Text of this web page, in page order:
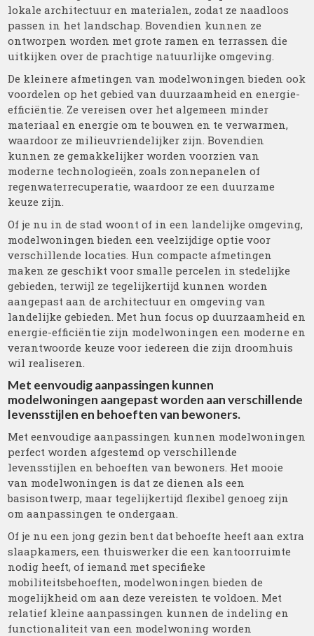
lokale architectuur en materialen, zodat ze naadloos
passen in het landschap. Bovendien kunnen ze
ontworpen worden met grote ramen en terrassen die
uitkijken over de prachtige natuurlijke omgeving.
De kleinere afmetingen van modelwoningen bieden ook
voordelen op het gebied van duurzaamheid en energie-
efficiëntie. Ze vereisen over het algemeen minder
materiaal en energie om te bouwen en te verwarmen,
waardoor ze milieuvriendelijker zijn. Bovendien
kunnen ze gemakkelijker worden voorzien van
moderne technologieën, zoals zonnepanelen of
regenwaterrecuperatie, waardoor ze een duurzame
keuze zijn.
Of je nu in de stad woont of in een landelijke omgeving,
modelwoningen bieden een veelzijdige optie voor
verschillende locaties. Hun compacte afmetingen
maken ze geschikt voor smalle percelen in stedelijke
gebieden, terwijl ze tegelijkertijd kunnen worden
aangepast aan de architectuur en omgeving van
landelijke gebieden. Met hun focus op duurzaamheid en
energie-efficiëntie zijn modelwoningen een moderne en
verantwoorde keuze voor iedereen die zijn droomhuis
wil realiseren.
Met eenvoudig aanpassingen kunnen
modelwoningen aangepast worden aan verschillende
levensstijlen en behoeften van bewoners.
Met eenvoudige aanpassingen kunnen modelwoningen
perfect worden afgestemd op verschillende
levensstijlen en behoeften van bewoners. Het mooie
van modelwoningen is dat ze dienen als een
basisontwerp, maar tegelijkertijd flexibel genoeg zijn
om aanpassingen te ondergaan.
Of je nu een jong gezin bent dat behoefte heeft aan extra
slaapkamers, een thuiswerker die een kantoorruimte
nodig heeft, of iemand met specifieke
mobiliteitsbehoeften, modelwoningen bieden de
mogelijkheid om aan deze vereisten te voldoen. Met
relatief kleine aanpassingen kunnen de indeling en
functionaliteit van een modelwoning worden